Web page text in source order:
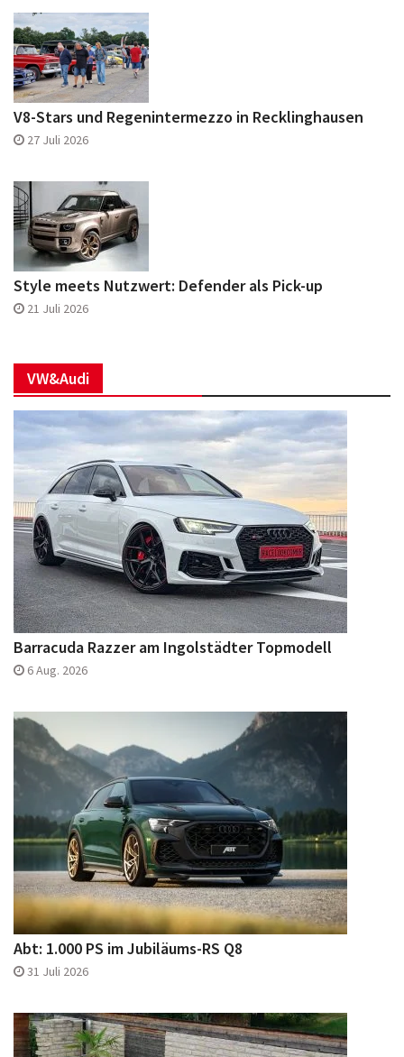
V8-Stars und Regenintermezzo in Recklinghausen
27 Juli 2026
Style meets Nutzwert: Defender als Pick-up
21 Juli 2026
VW&Audi
Barracuda Razzer am Ingolstädter Topmodell
6 Aug. 2026
Abt: 1.000 PS im Jubiläums-RS Q8
31 Juli 2026